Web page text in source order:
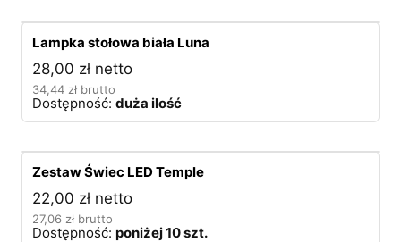
Lampka stołowa biała Luna
28,00 zł netto
34,44 zł brutto
Dostępność: duża ilość
Zestaw Świec LED Temple
22,00 zł netto
27,06 zł brutto
Dostępność: poniżej 10 szt.